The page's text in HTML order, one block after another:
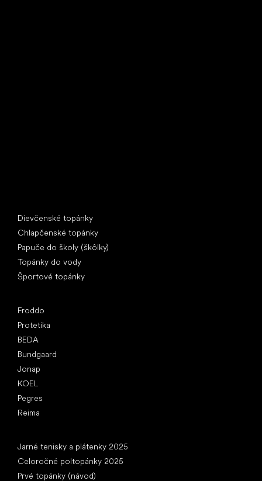
Dievčenské topánky
Chlapčenské topánky
Papuče do školy (škôlky)
Topánky do vody
Športové topánky
Froddo
Protetika
BEDA
Bundgaard
Jonap
KOEL
Pegres
Reima
Jarné tenisky a plátenky 2025
Celoročné poltopánky 2025
Prvé topánky (návod)